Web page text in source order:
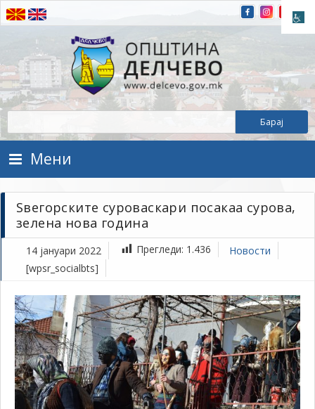
Прескокнете на содржината
Општина Делчево
Општина Делчево
Мени
Ѕвегорските суроваскари посакаа сурова,
зелена нова година
14 јануари 2022 Прегледи: 1.436
Новости
[wpsr_socialbts]